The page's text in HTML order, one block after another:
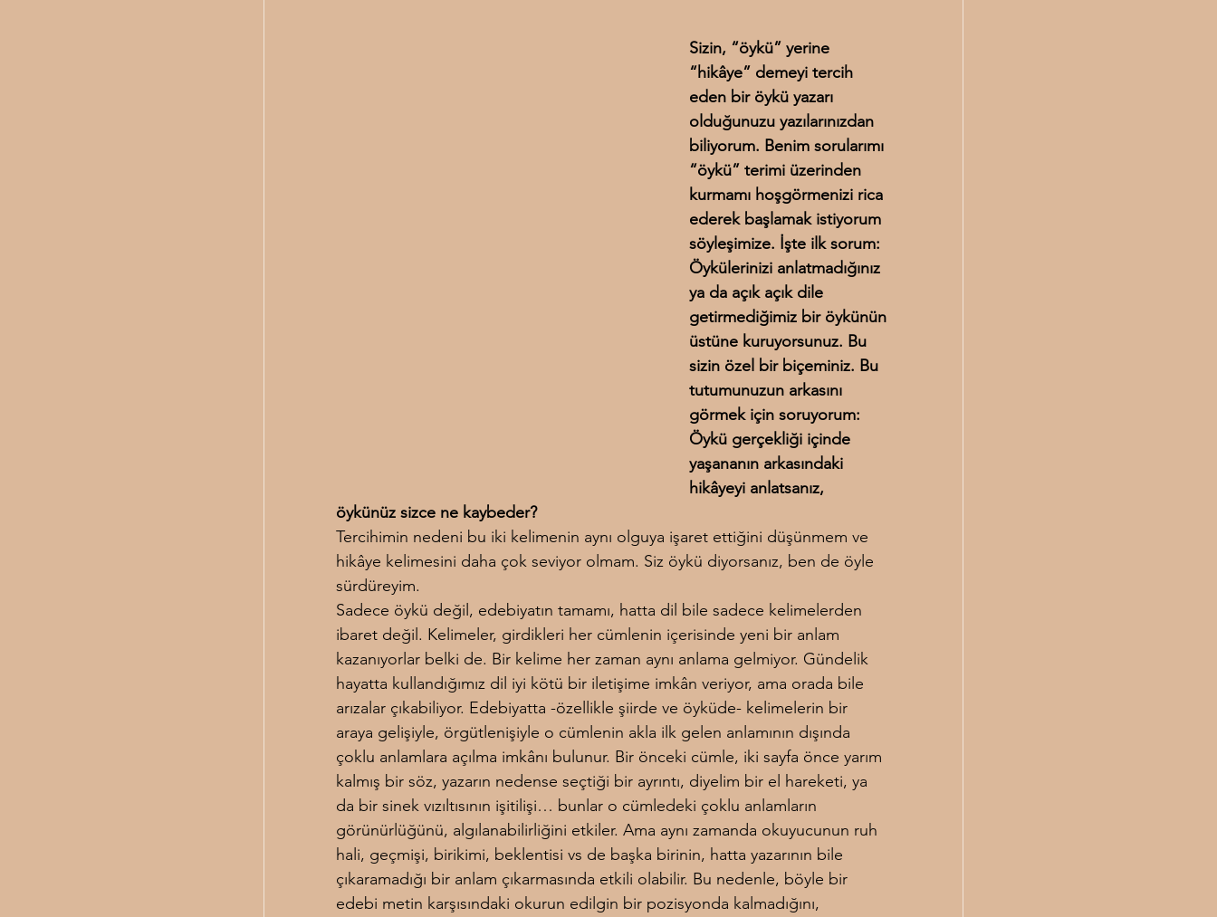
Sizin, “öykü” yerine
“hikâye” demeyi tercih
eden bir öykü yazarı
olduğunuzu yazılarınızdan
biliyorum. Benim sorularımı
“öykü” terimi üzerinden
kurmamı hoşgörmenizi rica
ederek başlamak istiyorum
söyleşimize. İşte ilk sorum:
Öykülerinizi anlatmadığınız
ya da açık açık dile
getirmediğimiz bir öykünün
üstüne kuruyorsunuz. Bu
sizin özel bir biçeminiz. Bu
tutumunuzun arkasını
görmek için soruyorum:
Öykü gerçekliği içinde
yaşananın arkasındaki
hikâyeyi anlatsanız,
öykünüz sizce ne kaybeder?
Tercihimin nedeni bu iki kelimenin aynı olguya işaret ettiğini düşünmem ve
hikâye kelimesini daha çok seviyor olmam. Siz öykü diyorsanız, ben de öyle
sürdüreyim.
Sadece öykü değil, edebiyatın tamamı, hatta dil bile sadece kelimelerden
ibaret değil. Kelimeler, girdikleri her cümlenin içerisinde yeni bir anlam
kazanıyorlar belki de. Bir kelime her zaman aynı anlama gelmiyor. Gündelik
hayatta kullandığımız dil iyi kötü bir iletişime imkân veriyor, ama orada bile
arızalar çıkabiliyor. Edebiyatta -özellikle şiirde ve öyküde- kelimelerin bir
araya gelişiyle, örgütlenişiyle o cümlenin akla ilk gelen anlamının dışında
çoklu anlamlara açılma imkânı bulunur. Bir önceki cümle, iki sayfa önce yarım
kalmış bir söz, yazarın nedense seçtiği bir ayrıntı, diyelim bir el hareketi, ya
da bir sinek vızıltısının işitilişi… bunlar o cümledeki çoklu anlamların
görünürlüğünü, algılanabilirliğini etkiler. Ama aynı zamanda okuyucunun ruh
hali, geçmişi, birikimi, beklentisi vs de başka birinin, hatta yazarının bile
çıkaramadığı bir anlam çıkarmasında etkili olabilir. Bu nedenle, böyle bir
edebi metin karşısındaki okurun edilgin bir pozisyonda kalmadığını,